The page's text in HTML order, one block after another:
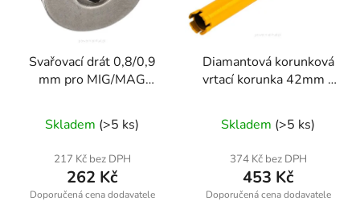
Svařovací drát 0,8/0,9
mm pro MIG/MAG
Skladem (>5 ks)
217 Kč bez DPH
262 Kč
Diamantová korunková
vrtací korunka 42mm x
Skladem (>5 ks)
374 Kč bez DPH
453 Kč